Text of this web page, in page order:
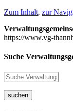
Zum Inhalt, zur
https://www.vg-
Suche
suchen